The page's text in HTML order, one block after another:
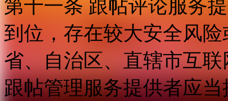
第十一条 跟帖评论服务
到位，存在较大安全风
省、自治区、直辖市互
跟帖管理服务提供者应